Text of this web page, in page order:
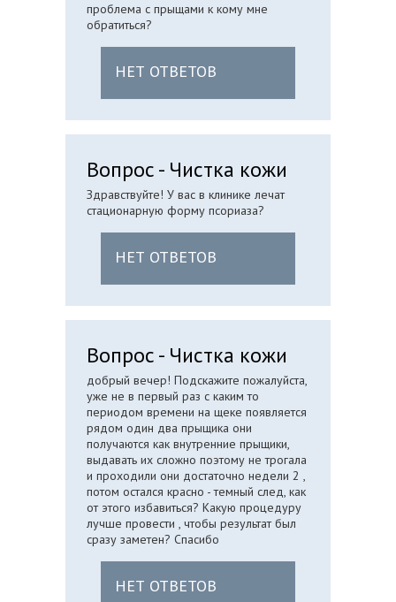
проблема с прыщами к кому мне
обратиться?
НЕТ ОТВЕТОВ
Вопрос - Чистка кожи
Здравствуйте! У вас в клинике лечат
стационарную форму псориаза?
НЕТ ОТВЕТОВ
Вопрос - Чистка кожи
добрый вечер! Подскажите пожалуйста,
уже не в первый раз с каким то
периодом времени на щеке появляется
рядом один два прыщика они
получаются как внутренние прыщики,
выдавать их сложно поэтому не трогала
и проходили они достаточно недели 2 ,
потом остался красно - темный след, как
от этого избавиться? Какую процедуру
лучше провести , чтобы результат был
сразу заметен? Спасибо
НЕТ ОТВЕТОВ